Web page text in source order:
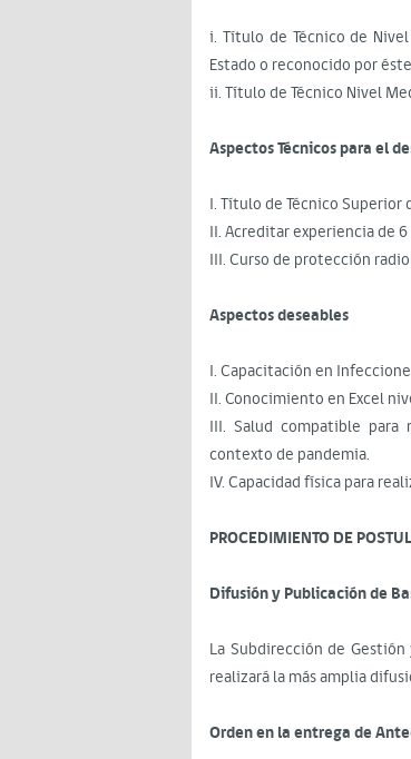
i. Título de Técnico de
Estado o reconocido por
ii. Título de Técnico Nivel
Aspectos Técnicos para el
I. Título de Técnico
II. Acreditar experiencia de
III. Curso de protección
Aspectos deseables
I. Capacitación en
II. Conocimiento en Excel
III. Salud compatible
contexto de pandemia.
IV. Capacidad física para
PROCEDIMIENTO DE
Difusión y Publicación de
La Subdirección de
realizará la más amplia
Orden en la entrega de